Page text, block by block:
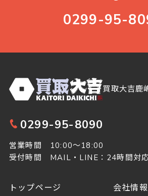
0299-95-
買取大吉鹿
0299-95-8090
営業時間 10:00～18:00
受付時間 MAIL・LINE：24時間対
トップページ
会社情報